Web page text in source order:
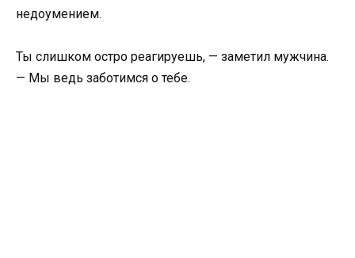
недоумением.
Ты слишком остро реагируешь, — заметил мужчина.
— Мы ведь заботимся о тебе.